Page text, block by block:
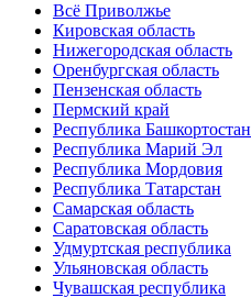
Всё Приволжье
Кировская область
Нижегородская область
Оренбургская область
Пензенская область
Пермский край
Республика Башкортостан
Республика Марий Эл
Республика Мордовия
Республика Татарстан
Самарская область
Саратовская область
Удмуртская республика
Ульяновская область
Чувашская республика